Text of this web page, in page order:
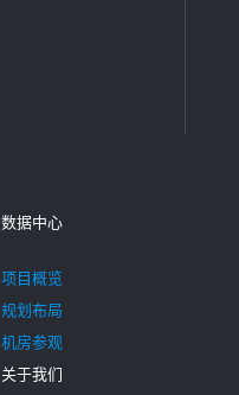
数据中心
项目概览
规划布局
机房参观
关于我们